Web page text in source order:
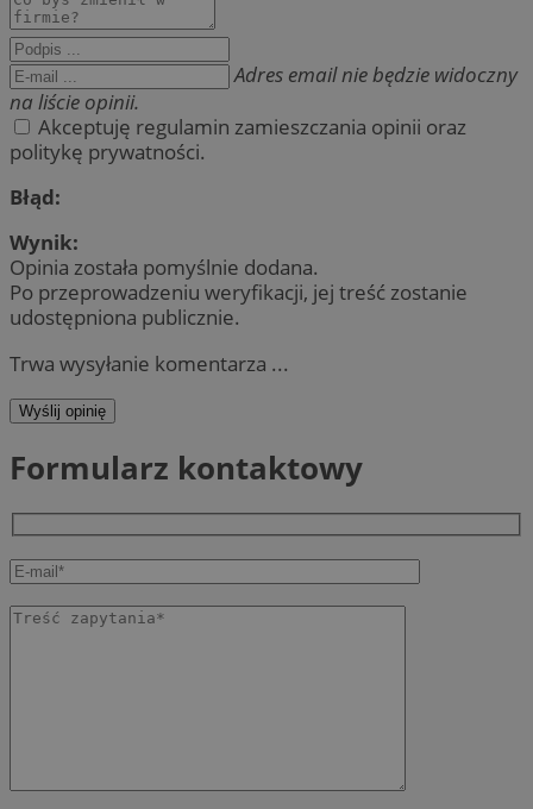
Adres email nie będzie widoczny
na liście opinii.
Akceptuję regulamin zamieszczania opinii oraz
politykę prywatności.
Błąd:
Wynik:
Opinia została pomyślnie dodana.
Po przeprowadzeniu weryfikacji, jej treść zostanie
udostępniona publicznie.
Trwa wysyłanie komentarza ...
Wyślij opinię
Formularz kontaktowy